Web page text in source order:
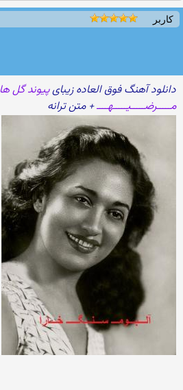
کاربر
دانلود آهنگ فوق العاده زیبایپیوند گل ها
مـــــرضـــــیـــــهــــ+ متن ترانه